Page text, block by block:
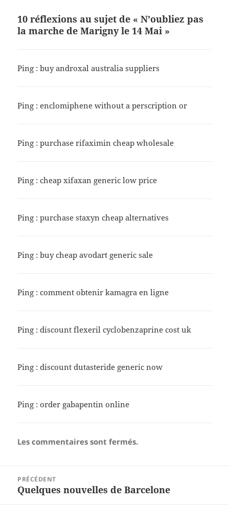
10 réflexions au sujet de « N’oubliez pas
la marche de Marigny le 14 Mai »
Ping :buy androxal australia suppliers
Ping :enclomiphene without a perscription or
Ping :purchase rifaximin cheap wholesale
Ping :cheap xifaxan generic low price
Ping :purchase staxyn cheap alternatives
Ping :buy cheap avodart generic sale
Ping :comment obtenir kamagra en ligne
Ping :discount flexeril cyclobenzaprine cost uk
Ping :discount dutasteride generic now
Ping :order gabapentin online
Les commentaires sont fermés.
l’article
PRÉCÉDENT
Article
Quelques nouvelles de Barcelone